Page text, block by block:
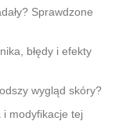
Sprawdzone
błędy i efekty
wygląd skóry?
i modyfikacje tej